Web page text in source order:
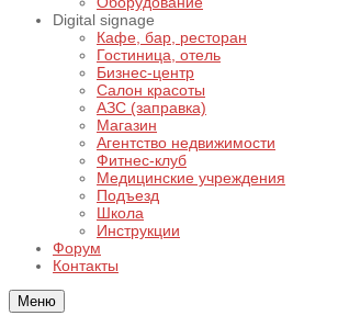
Digital signage
Кафе, бар, ресторан
Гостиница, отель
Бизнес-центр
Салон красоты
АЗС (заправка)
Магазин
Агентство недвижимости
Фитнес-клуб
Медицинские учреждения
Подъезд
Школа
Инструкции
Форум
Контакты
Меню